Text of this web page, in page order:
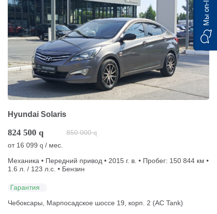
Hyundai Solaris
824 500 q 850 000 q
от 16 099 q / мес.
Механика • Передний привод • 2015 г. в. • Пробег: 150 844 км •
1.6 л. / 123 л.с. • Бензин
Гарантия
Чебоксары, Марпосадское шоссе 19, корп. 2 (АС Tank)